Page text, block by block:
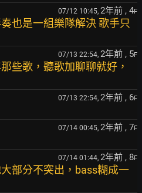
07/12 10:45, 2年前 , 4F
也是一組樂隊解決 歌手只
07/13 22:54, 2年前 , 5F
些歌，聽歌加聊聊就好，
07/13 22:54, 2年前 , 6F
07/14 00:45, 2年前 , 7F
07/14 01:44, 2年前 , 8F
部分不突出，bass糊成一